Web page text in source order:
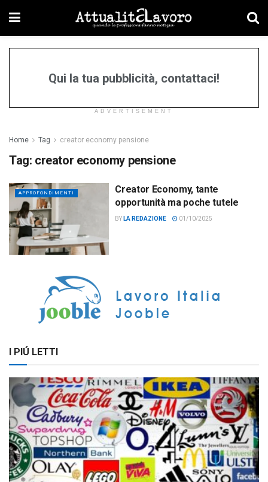
Qui la tua pubblicità, contattaci!
ADVERTISEMENT
Home Tag creator economy pensione
Tag: creator economy pensione
APPROFONDIMENTI
Creator Economy, tante
opportunità ma poche tutele
BY LA REDAZIONE 01/10/2025
I PIÚ LETTI